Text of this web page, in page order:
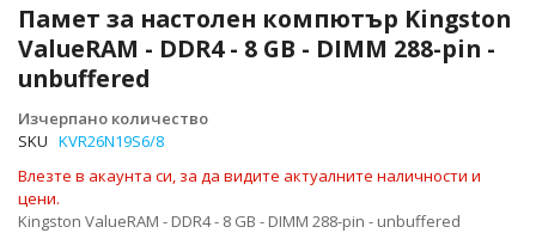
Памет за настолен компютър Kingston
ValueRAM - DDR4 - 8 GB - DIMM 288-pin -
unbuffered
Изчерпано количество
SKU KVR26N19S6/8
Влезте в акаунта си, за да видите актуалните наличности и
цени.
Kingston ValueRAM - DDR4 - 8 GB - DIMM 288-pin - unbuffered
към
началото
на
галерия
снимки